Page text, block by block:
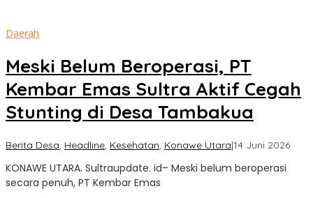
Daerah
Meski Belum Beroperasi, PT
Kembar Emas Sultra Aktif Cegah
Stunting di Desa Tambakua
Berita Desa, Headline, Kesehatan, Konawe Utara|14 Juni 2026oleh
KONAWE UTARA. Sultraupdate. id– Meski belum beroperasi
secara penuh, PT Kembar Emas